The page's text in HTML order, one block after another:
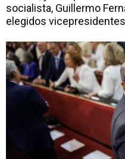
socialista, Guillermo
elegidos vicepresidentes